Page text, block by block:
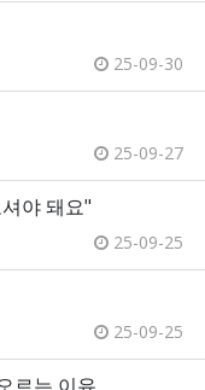
25-09-30
25-09-27
야 돼요"
25-09-25
25-09-25